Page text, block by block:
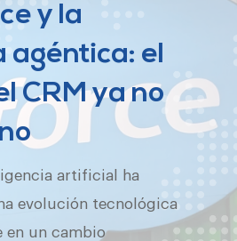
y la
agéntica: el
CRM ya no
artificial ha
evolución tecnológica
en un cambio